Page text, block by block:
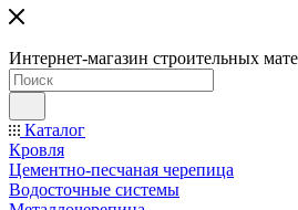
Интернет-магазин строительных
Каталог
Кровля
Цементно-песчаная черепица
Водосточные системы